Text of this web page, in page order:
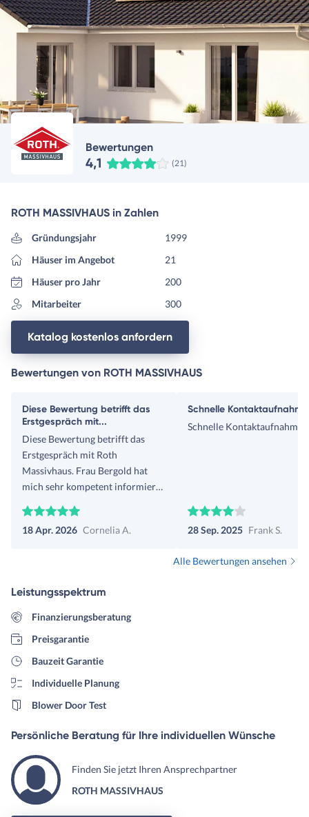
Bewertungen
4,1 (21)
ROTH MASSIVHAUS in Zahlen
Gründungsjahr
1999
Häuser im Angebot
21
Häuser pro Jahr
200
Mitarbeiter
300
Katalog kostenlos anfordern
Bewertungen von ROTH MASSIVHAUS
Diese Bewertung betrifft das
Erstgespräch mit...
Diese Bewertung betrifft das
Erstgespräch mit Roth
Massivhaus. Frau Bergold hat
mich sehr kompetent informiert
sie auf die Besonderheiten des
Baugrunds eingegangen ist.
18 Apr. 2026 Cornelia A.
Schnelle Kontaktaufnahme
Schnelle Kontaktaufnahme
28 Sep. 2025 Frank S.
Alle Bewertungen ansehen
Leistungsspektrum
Finanzierungsberatung
Preisgarantie
Bauzeit Garantie
Individuelle Planung
Blower Door Test
Persönliche Beratung für Ihre individuellen Wünsche
Finden Sie jetzt Ihren Ansprechpartner
ROTH MASSIVHAUS